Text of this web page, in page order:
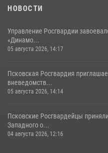
22 июля 2026, 10:19
НОВОСТИ
Управление Росгвардии
«Динамо...
05 августа 2026, 14:17
Псковская Росгвардия
вневедомств...
05 августа 2026, 14:14
Псковские Росгвардейцы
Западного о...
04 августа 2026, 12:16